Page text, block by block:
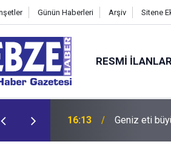
Günün Haberleri Arşiv Sitene
RESMI İLANLAR
16:13 Geniz eti